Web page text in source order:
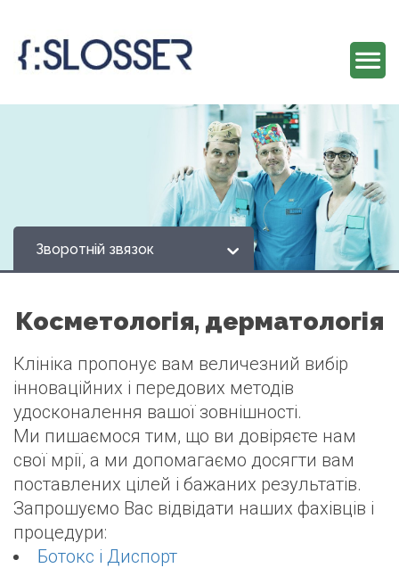
Зворотній звязок
Косметологія, дерматологія
Клініка пропонує вам величезний вибір
інноваційних і передових методів
удосконалення вашої зовнішності.
Ми пишаємося тим, що ви довіряєте нам
свої мрії, а ми допомагаємо досягти вам
поставлених цілей і бажаних результатів.
Запрошуємо Вас відвідати наших фахівців і
процедури:
Ботокс і Диспорт